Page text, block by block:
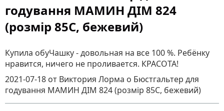
годування МАМИН ДІМ 824
(розмір 85C, бежевий)
Купила обуЧашку - довольная на все 100 %. Ребёнку
нравится, ничего не проливается. КРАСОТА!
2021-07-18 от Виктория Лорма о Бюстгальтер для
годування МАМИН ДІМ 824 (розмір 85C, бежевий)